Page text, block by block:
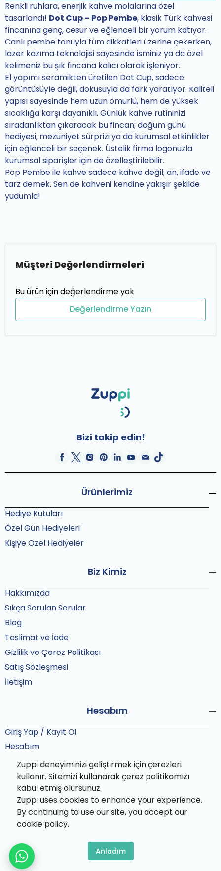
Zuppi deneyiminizi geliştirmek için çerezleri
kullanır. Sitemizi kullanarak çerez politikamızı
kabul etmiş olursunuz.
Zuppi uses cookies to enhance your experience.
By continuing to use our site, you accept our
cookie policy.
Anladım
Renkli ruhlara, enerjik kahve molalarına özel
tasarlandı! Dot Cup – Pop Pembe, klasik Türk kahvesi
fincanına genç, cesur ve eğlenceli bir yorum katıyor.
Canlı pembe tonuyla tüm dikkatleri üzerine çekerken,
lazer kazıma teknolojisi sayesinde isminiz ya da özel
kelimeniz bu şık fincana kalıcı olarak işleniyor.
El yapımı seramikten üretilen Dot Cup, sadece
görüntüsüyle değil, dokusuyla da fark yaratıyor. Kaliteli
yapısı sayesinde hem uzun ömürlü, hem de yüksek
sıcaklığa karşı dayanıklı. Günlük kahve rutininizi
sıradanlıktan çıkaracak bu fincan; doğum günü
hediyesi, mezuniyet sürprizi ya da kurumsal etkinlikler
için eğlenceli bir seçenek. Üstelik firma logonuzla
kurumsal siparişler için de özelleştirilebilir.
Pop Pembe ile kahve sadece kahve değil; an, ifade ve
tarz demek. Sen de kahveni kendine yakışır şekilde
yudumla!
Müşteri Değerlendirmeleri
Bu ürün için değerlendirme yok
Değerlendirme Yazın
Bizi takip edin!
Ürünlerimiz
Hediye Kutuları
Özel Gün Hediyeleri
Kişiye Özel Hediyeler
Biz Kimiz
Hakkımızda
Sıkça Sorulan Sorular
Blog
Teslimat ve İade
Gizlilik ve Çerez Politikası
Satış Sözleşmesi
İletişim
Hesabım
Giriş Yap / Kayıt Ol
Hesabım
Siparişlerim
Sipariş Takip
Zuppi© 2025 Tüm hakları saklıdır. Bu site Zuppi ekibi
tarafından özenle paketlenmiştir.